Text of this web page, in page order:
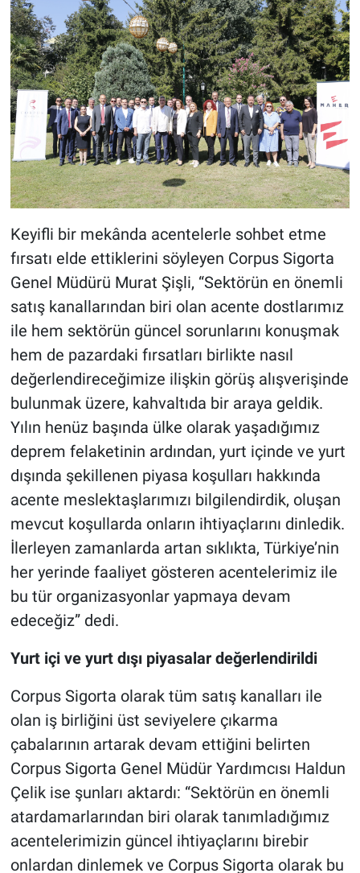
Keyifli bir mekânda acentelerle sohbet etme
fırsatı elde ettiklerini söyleyen Corpus Sigorta
Genel Müdürü Murat Şişli, “Sektörün en önemli
satış kanallarından biri olan acente dostlarımız
ile hem sektörün güncel sorunlarını konuşmak
hem de pazardaki fırsatları birlikte nasıl
değerlendireceğimize ilişkin görüş alışverişinde
bulunmak üzere, kahvaltıda bir araya geldik.
Yılın henüz başında ülke olarak yaşadığımız
deprem felaketinin ardından, yurt içinde ve yurt
dışında şekillenen piyasa koşulları hakkında
acente meslektaşlarımızı bilgilendirdik, oluşan
mevcut koşullarda onların ihtiyaçlarını dinledik.
İlerleyen zamanlarda artan sıklıkta, Türkiye’nin
her yerinde faaliyet gösteren acentelerimiz ile
bu tür organizasyonlar yapmaya devam
edeceğiz” dedi.
Yurt içi ve yurt dışı piyasalar değerlendirildi
Corpus Sigorta olarak tüm satış kanalları ile
olan iş birliğini üst seviyelere çıkarma
çabalarının artarak devam ettiğini belirten
Corpus Sigorta Genel Müdür Yardımcısı Haldun
Çelik ise şunları aktardı: “Sektörün en önemli
atardamarlarından biri olarak tanımladığımız
acentelerimizin güncel ihtiyaçlarını birebir
onlardan dinlemek ve Corpus Sigorta olarak bu